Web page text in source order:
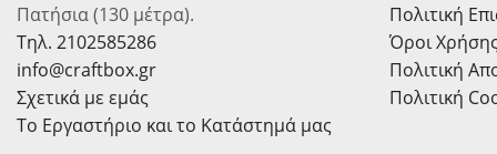
Πατήσια (130 μέτρα).
Τηλ. 2102585286
info@craftbox.gr
Σχετικά με εμάς
Το Εργαστήριο και το Κατάστημά μας
Πολιτική
Όροι Χρήσης
Πολιτική
Πολιτική